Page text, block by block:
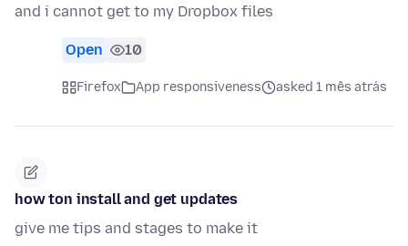
and i cannot get to my Dropbox files
Open 10
Firefox App responsiveness asked 1 mês atrás
how ton install and get updates
give me tips and stages to make it